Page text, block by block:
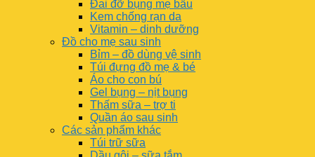
Đai đỡ bụng mẹ bầu
Kem chống rạn da
Vitamin – dinh dưỡng
Đồ cho mẹ sau sinh
Bỉm – đồ dùng vệ sinh
Túi đựng đồ mẹ & bé
Áo cho con bú
Gel bụng – nịt bụng
Thấm sữa – trợ ti
Quần áo sau sinh
Các sản phẩm khác
Túi trữ sữa